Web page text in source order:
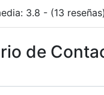
3.8 - (13 reseñas)
de